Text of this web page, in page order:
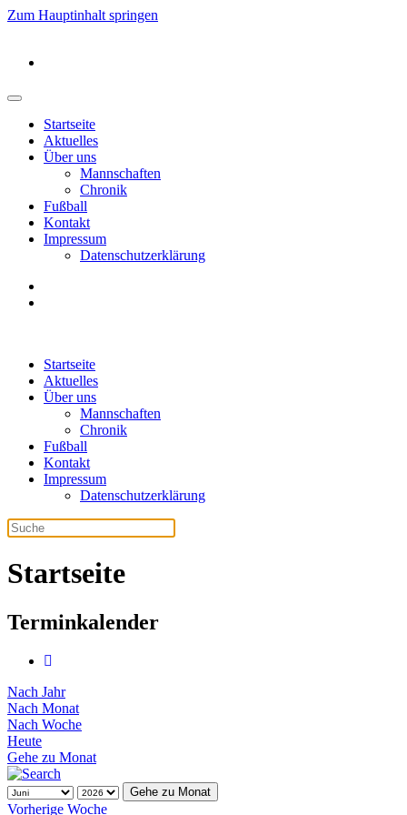
Zum Hauptinhalt springen
Startseite
Aktuelles
Über uns
Mannschaften
Chronik
Fußball
Kontakt
Impressum
Datenschutzerklärung
Startseite
Aktuelles
Über uns
Mannschaften
Chronik
Fußball
Kontakt
Impressum
Datenschutzerklärung
Startseite
Terminkalender
Nach Jahr
Nach Monat
Nach Woche
Heute
Gehe zu Monat
Gehe zu Monat
Vorherige Woche